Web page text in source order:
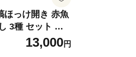
ほっけ開き 赤魚
3種 セット 詰
おいしい さば 赤
魚貝類 お取り
13,000円